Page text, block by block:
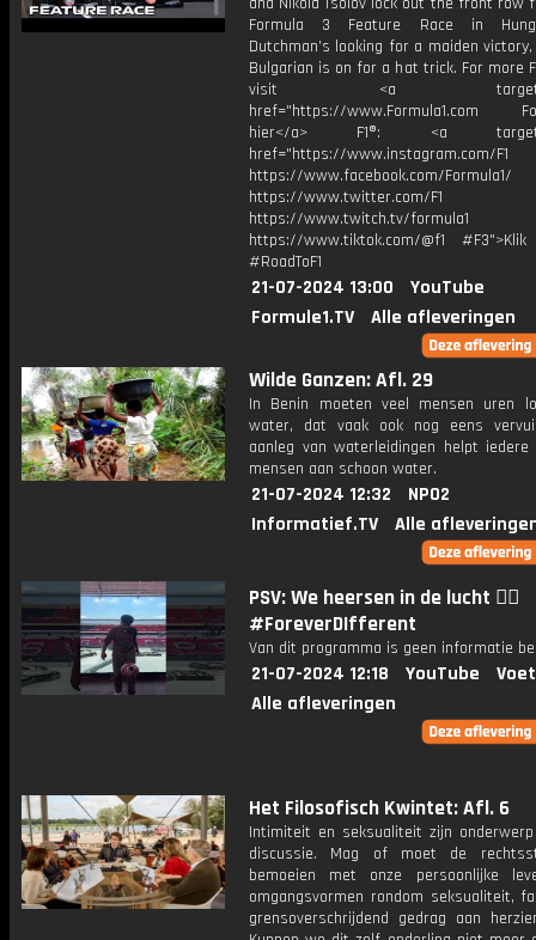
Formula 3 Feature Race in
Dutchman’s looking for a maiden
Bulgarian is on for a hat trick. For more
visit <a
href="https://www.Formula1.com
hier</a> F1®: <a
href="https://www.instagram.com/F1
https://www.facebook.com/Formula1/
https://www.twitter.com/F1
https://www.twitch.tv/formula1
https://www.tiktok.com/@f1
#RoadToF1
21-07-2024 13:00
YouTube
Formule1.TV
Alle afleveringen
Wilde Ganzen: Afl. 29
In Benin moeten veel mensen uren
water, dat vaak ook nog eens
aanleg van waterleidingen helpt iedere
mensen aan schoon water.
21-07-2024 12:32
NPO2
Informatief.TV
Alle
PSV: We heersen in de lucht 🤹‍♂️
#ForeverDIfferent
Van dit programma is geen informatie
21-07-2024 12:18 YouTube
Alle afleveringen
Het Filosofisch Kwintet: Afl. 6
Intimiteit en seksualiteit zijn
discussie. Mag of moet de
bemoeien met onze persoonlijke
omgangsvormen rondom seksualiteit,
grensoverschrijdend gedrag aan